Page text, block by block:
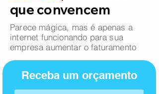
que convencem
Parece mágica, mas é apenas a
internet funcionando para sua
empresa aumentar o faturamento
Receba um orçamento